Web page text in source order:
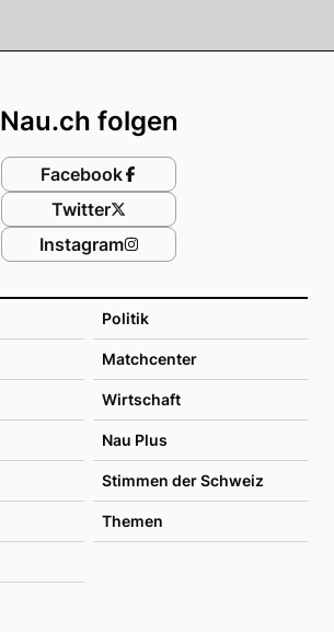
Politik
Matchcenter
Wirtschaft
Nau Plus
Stimmen der Schweiz
Themen
Nau.ch folgen
Facebook
Twitter
Instagram